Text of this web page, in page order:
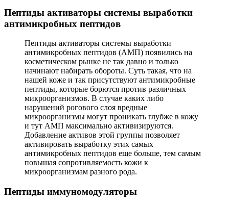
Пептиды активаторы системы выработки
антимикробных пептидов
Пептиды активаторы системы выработки
антимикробных пептидов (АМП) появились на
косметическом рынке не так давно и только
начинают набирать обороты. Суть такая, что на
нашей коже и так присутствуют антимикробные
пептиды, которые борются против различных
микроорганизмов. В случае каких либо
нарушений рогового слоя вредные
микроорганизмы могут проникать глубже в кожу
и тут АМП максимально активизируются.
Добавление активов этой группы позволяет
активировать выработку этих самых
антимикробных пептидов еще больше, тем самым
повышая сопротивляемость кожи к
микроорганизмам разного рода.
Пептиды иммуномодуляторы